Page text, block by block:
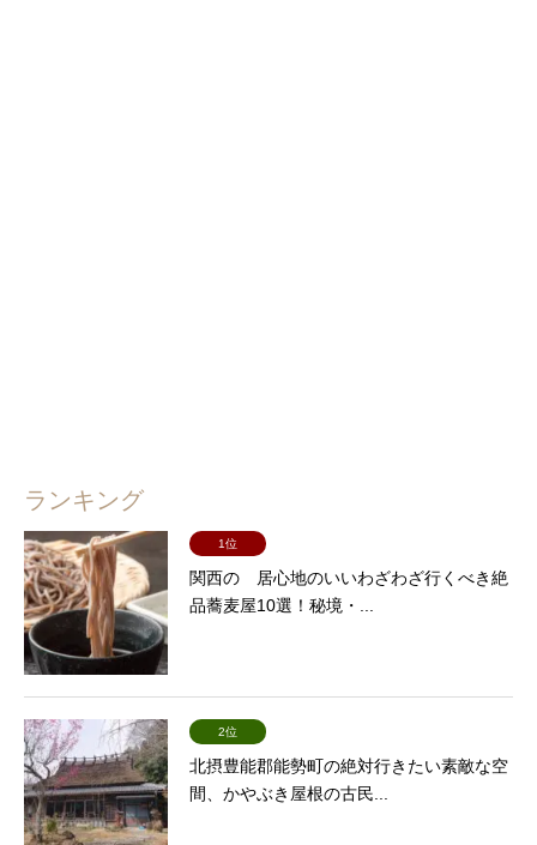
ランキング
1位
関西の 居心地のいいわざわざ行くべき絶
品蕎麦屋10選！秘境・...
2位
北摂豊能郡能勢町の絶対行きたい素敵な空
間、かやぶき屋根の古民...